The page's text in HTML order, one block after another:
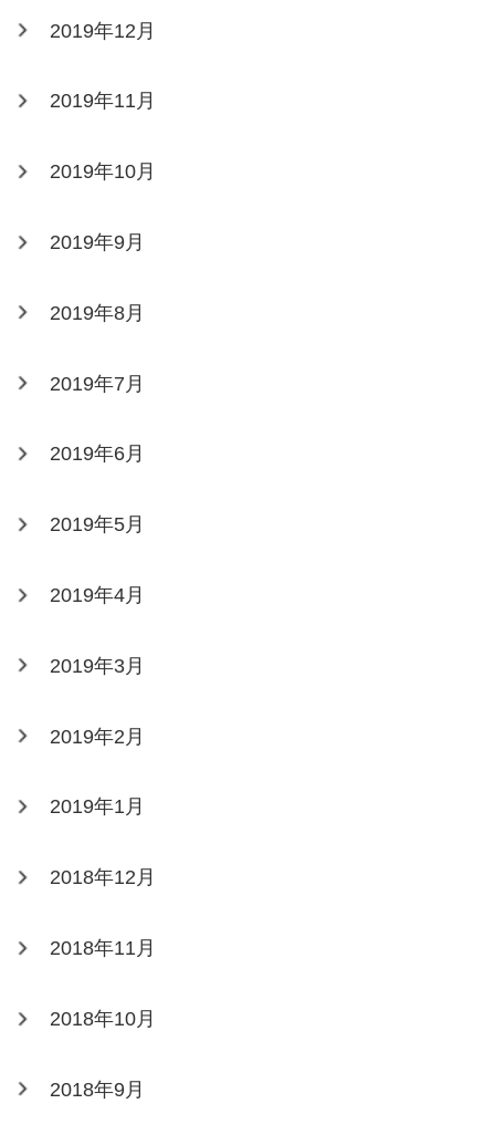
2019年12月
2019年11月
2019年10月
2019年9月
2019年8月
2019年7月
2019年6月
2019年5月
2019年4月
2019年3月
2019年2月
2019年1月
2018年12月
2018年11月
2018年10月
2018年9月